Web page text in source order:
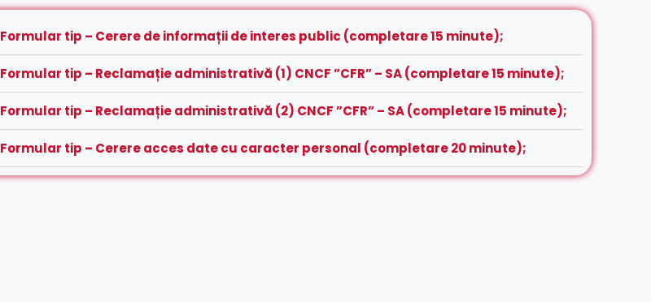
Formular tip – Cerere de informații de interes public (completare 15 minute);
Formular tip – Reclamație administrativă (1) CNCF ”CFR” – SA (completare 15 minute);
Formular tip – Reclamație administrativă (2) CNCF ”CFR” – SA (completare 15 minute);
Formular tip – Cerere acces date cu caracter personal (completare 20 minute);